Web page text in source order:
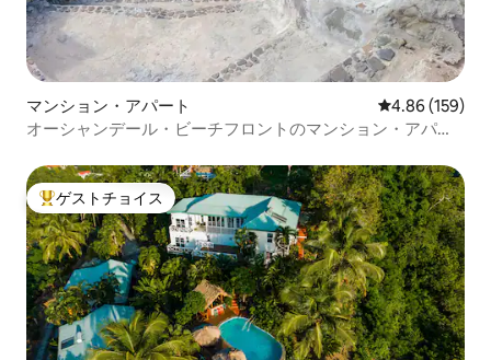
マンション・アパート レビュー159
4.86 (159)
オーシャンデール・ビーチフロントのマンション・アパー
大好評のゲストチョイスです。
ゲストチョイス